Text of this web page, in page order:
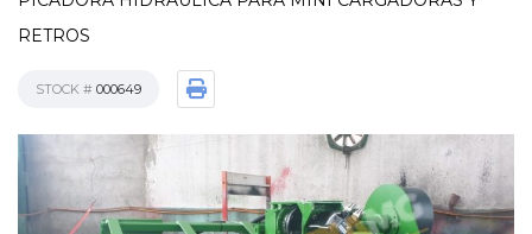
RETROS
STOCK # 000649